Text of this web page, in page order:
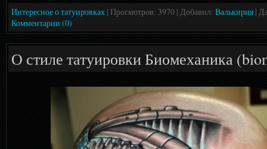
Интересное о татуировках | Просмотров: 3970 | Добавил: Валькирия |
Комментарии (0)
О стиле татуировки Биомеханика